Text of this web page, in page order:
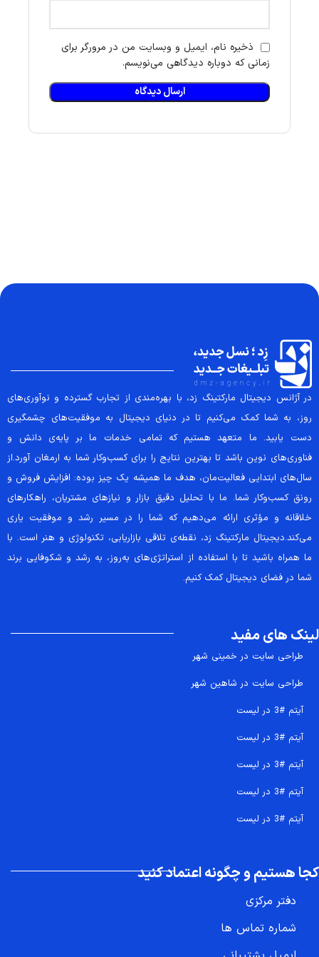
ذخیره نام، ایمیل و وبسایت من در مرورگر برای
زمانی که دوباره دیدگاهی می‌نویسم.
در آژانس دیجیتال مارکتینگ زد، با بهره‌مندی از تجارب گسترده و نوآوری‌های
روز، به شما کمک می‌کنیم تا در دنیای دیجیتال به موفقیت‌های چشمگیری
دست یابید. ما متعهد هستیم که تمامی خدمات ما بر پایه‌ی دانش و
فناوری‌های نوین باشد تا بهترین نتایج را برای کسب‌وکار شما به ارمغان آورد.از
سال‌های ابتدایی فعالیت‌مان، هدف ما همیشه یک چیز بوده: افزایش فروش و
رونق کسب‌وکار شما. ما با تحلیل دقیق بازار و نیازهای مشتریان، راهکارهای
خلاقانه و مؤثری ارائه می‌دهیم که شما را در مسیر رشد و موفقیت یاری
می‌کند.دیجیتال مارکتینگ زد، نقطه‌ی تلاقی بازاریابی، تکنولوژی و هنر است. با
ما همراه باشید تا با استفاده از استراتژی‌های به‌روز، به رشد و شکوفایی برند
شما در فضای دیجیتال کمک کنیم.
لینک های مفید
طراحی سایت در خمینی شهر
طراحی سایت در شاهین شهر
آیتم #3 در لیست
آیتم #3 در لیست
آیتم #3 در لیست
آیتم #3 در لیست
آیتم #3 در لیست
کجا هستیم و چگونه اعتماد کنید
دفتر مرکزی
شماره تماس ها